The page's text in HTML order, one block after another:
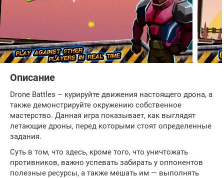
Описание
Drone Battles – курируйте движения настоящего дрона, а
также демонстрируйте окружению собственное
мастерство. Данная игра показывает, как выглядят
летающие дроны, перед которыми стоят определенные
задания.
Суть в том, что здесь, кроме того, что уничтожать
противников, важно успевать забирать у оппонентов
полезные ресурсы, а также мешать им — выполнять